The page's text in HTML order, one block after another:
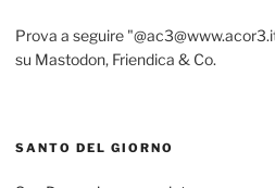
Prova a seguire
su Mastodon, Friendica & Co.
SANTO DEL GIORNO